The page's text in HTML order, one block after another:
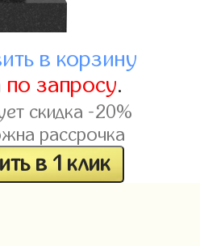
в корзину
по запросу.
скидка -20%
рассрочка
в 1 клик